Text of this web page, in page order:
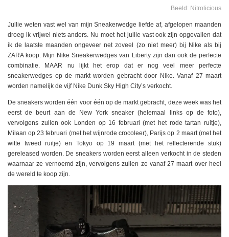
Beeld: Nitrolicious
Jullie weten vast wel van mijn Sneakerwedge liefde af, afgelopen maanden
droeg ik vrijwel niets anders. Nu moet het jullie vast ook zijn opgevallen dat
ik de laatste maanden ongeveer net zoveel (zo niet meer) bij Nike als bij
ZARA koop. Mijn Nike Sneakerwedges van Liberty zijn dan ook de perfecte
combinatie. MAAR nu lijkt het erop dat er nog veel meer perfecte
sneakerwedges op de markt worden gebracht door Nike. Vanaf 27 maart
worden namelijk de vijf Nike Dunk Sky High City’s verkocht.
De sneakers worden één voor één op de markt gebracht, deze week was het
eerst de beurt aan de New York sneaker (helemaal links op de foto),
vervolgens zullen ook Londen op 16 februari (met het rode tartan ruitje),
Milaan op 23 februari (met het wijnrode crocoleer), Parijs op 2 maart (met het
witte tweed ruitje) en Tokyo op 19 maart (met het reflecterende stuk)
gereleased worden. De sneakers worden eerst alleen verkocht in de steden
waarnaar ze vernoemd zijn, vervolgens zullen ze vanaf 27 maart over heel
de wereld te koop zijn.